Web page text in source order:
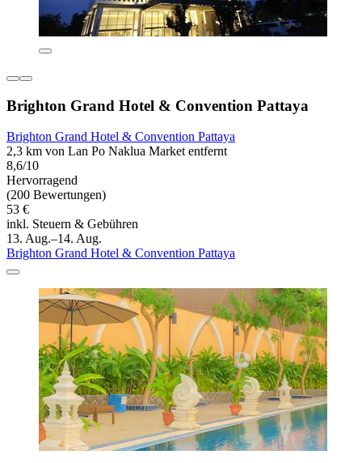
Brighton Grand Hotel & Convention Pattaya
Brighton Grand Hotel & Convention Pattaya
2,3 km von Lan Po Naklua Market entfernt
8,6/10
Hervorragend
(200 Bewertungen)
53 €
inkl. Steuern & Gebühren
13. Aug.–14. Aug.
Brighton Grand Hotel & Convention Pattaya